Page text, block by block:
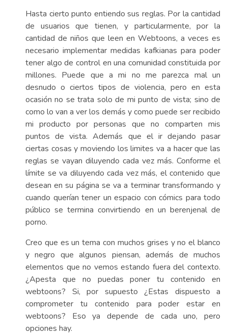
Hasta cierto punto entiendo sus reglas. Por la cantidad
de usuarios que tienen, y particularmente, por la
cantidad de niños que leen en Webtoons, a veces es
necesario implementar medidas kafkianas para poder
tener algo de control en una comunidad constituida por
millones. Puede que a mi no me parezca mal un
desnudo o ciertos tipos de violencia, pero en esta
ocasión no se trata solo de mi punto de vista; sino de
como lo van a ver los demás y como puede ser recibido
mi producto por personas que no comparten mis
puntos de vista. Además que el ir dejando pasar
ciertas cosas y moviendo los limites va a hacer que las
reglas se vayan diluyendo cada vez más. Conforme el
límite se va diluyendo cada vez más, el contenido que
desean en su página se va a terminar transformando y
cuando querían tener un espacio con cómics para todo
público se termina convirtiendo en un berenjenal de
porno.
Creo que es un tema con muchos grises y no el blanco
y negro que algunos piensan, además de muchos
elementos que no vemos estando fuera del contexto.
¿Apesta que no puedas poner tu contenido en
webtoons? Si, por supuesto ¿Estas dispuesto a
comprometer tu contenido para poder estar en
webtoons? Eso ya depende de cada uno, pero
opciones hay.